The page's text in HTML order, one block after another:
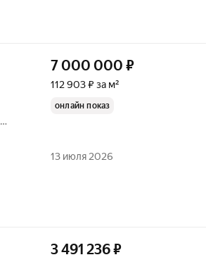
7 000 000 ₽
112 903 ₽ за м²
онлайн показ
13 июля 2026
3 491 236₽